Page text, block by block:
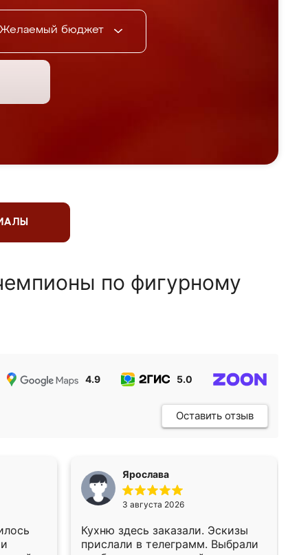
Желаемый бюджет
по фигурному
4.9 5.0
Оставить отзыв
Ярослава
3 августа 2026
Кухню здесь заказали. Эскизы
прислали в телеграмм. Выбрали